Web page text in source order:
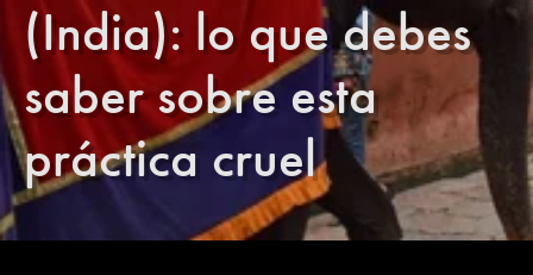
(India): lo que debes
saber sobre esta
práctica cruel